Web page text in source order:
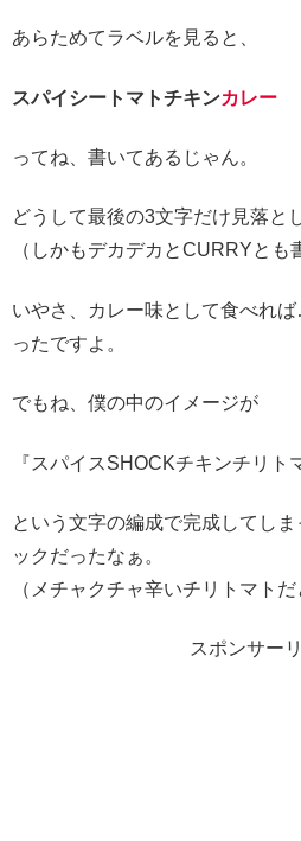
あらためてラベルを見ると、
スパイシートマトチキンカレー
ってね、書いてあるじゃん。
どうして最後の3文字だけ見落と
（しかもデカデカとCURRYとも
いやさ、カレー味として食べれ
ったですよ。
でもね、僕の中のイメージが
『スパイスSHOCKチキンチリト
という文字の編成で完成してし
ックだったなぁ。
（メチャクチャ辛いチリトマトだ
スポンサー